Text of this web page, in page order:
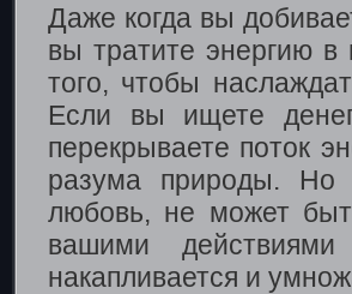
Даже когда вы
вы тратите энергию в
того, чтобы
Если вы ищете
перекрываете поток
разума природы. Но
любовь, не может
вашими
накапливается и